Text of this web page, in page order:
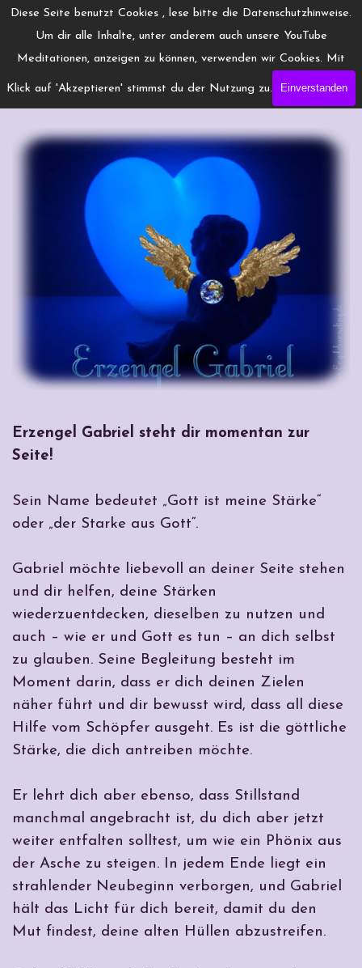
Diese Seite benutzt Cookies , lese bitte die Datenschutzhinweise.
Um dir alle Inhalte, unter anderem auch unsere YouTube
Meditationen, anzeigen zu können, verwenden wir Cookies. Mit
Klick auf 'Akzeptieren' stimmst du der Nutzung zu. Einverstanden
Direkt zum Seiteninhalt
www.Engelchanneling.de
Menü überspringen
Erzengel Gabriel
Erzengel Gabriel steht dir momentan zur
Seite!
Sein Name bedeutet „Gott ist meine Stärke“
oder „der Starke aus Gott“.
Gabriel möchte liebevoll an deiner Seite stehen
und dir helfen, deine Stärken
wiederzuentdecken, dieselben zu nutzen und
auch – wie er und Gott es tun – an dich selbst
zu glauben. Seine Begleitung besteht im
Moment darin, dass er dich deinen Zielen
näher führt und dir bewusst wird, dass all diese
Hilfe vom Schöpfer ausgeht. Es ist die göttliche
Stärke, die dich antreiben möchte.
Er lehrt dich aber ebenso, dass Stillstand
manchmal angebracht ist, du dich aber jetzt
weiter entfalten solltest, um wie ein Phönix aus
der Asche zu steigen. In jedem Ende liegt ein
strahlender Neubeginn verborgen, und Gabriel
hält das Licht für dich bereit, damit du den
Mut findest, deine alten Hüllen abzustreifen.